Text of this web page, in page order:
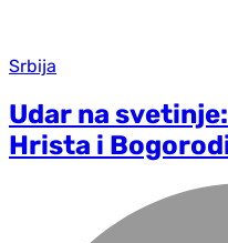
Srbija
Udar na
Hrista i